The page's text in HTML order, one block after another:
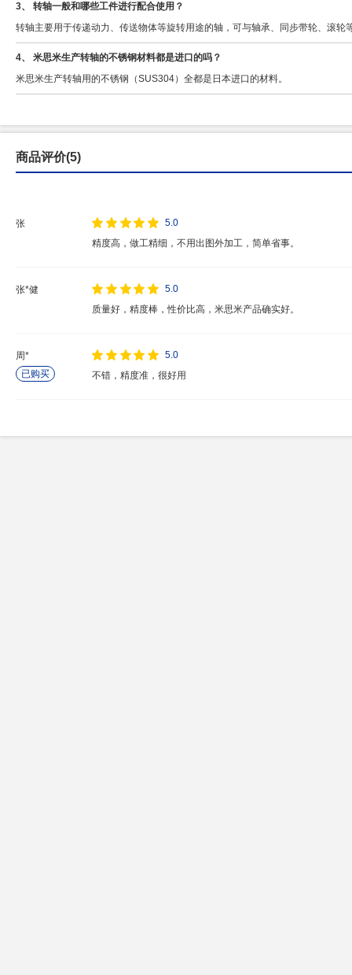
3、 转轴一般和哪些工件进行配合使用？
转轴主要用于传递动力、传送物体等旋转用途的轴，可与轴承、同步带轮、滚轮
4、 米思米生产转轴的不锈钢材料都是进口的吗？
米思米生产转轴用的不锈钢（SUS304）全都是日本进口的材料。
商品评价(5)
张
5.0
精度高，做工精细，不用出图外加工，简单省事。
张*健
5.0
质量好，精度棒，性价比高，米思米产品确实好。
周*
已购买
5.0
不错，精度准，很好用